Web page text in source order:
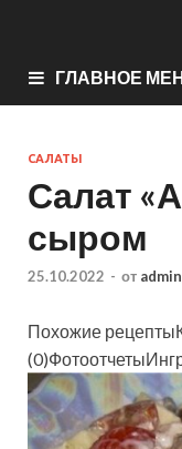
ГЛАВНОЕ
САЛАТЫ
Салат
сыром
25.10.2022 - от admin
Похожие